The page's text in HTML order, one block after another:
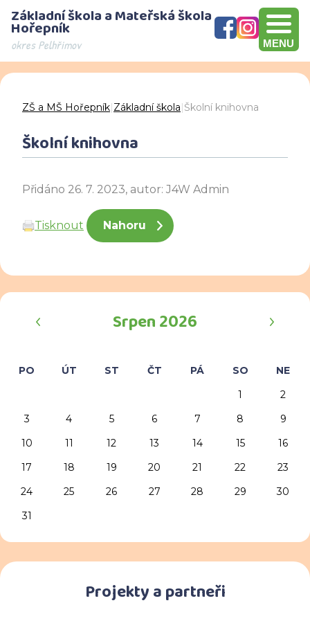
Základní škola a Mateřská škola
Hořepník
okres Pelhřimov MENU
ZŠ a MŠ Hořepník|Základní škola|Školní knihovna
Školní knihovna
Přidáno 26. 7. 2023, autor: J4W Admin
Tisknout Nahoru
Srpen 2026
PO ÚT ST ČT PÁ SO
NE
1
2
3
4 5 6 7 8
9
10
11 12 13 14 15
16
17
18 19 20 21 22
23
24
25 26 27 28 29
30
31
Projekty a partneři